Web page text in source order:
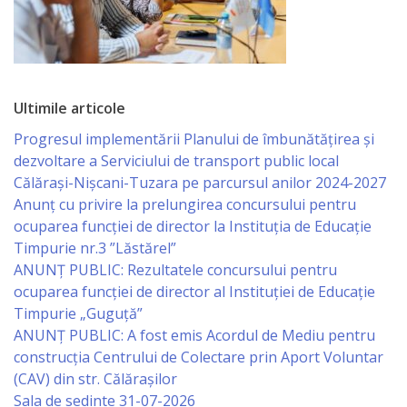
şi
Comerţ
Specialist
în
Problemele
Tineretului
şi
Sportului
Specialist
pentru
Planificare,
Ultimile articole
Progresul implementării Planului de îmbunătățirea și
dezvoltare a Serviciului de transport public local
Călărași-Nișcani-Tuzara pe parcursul anilor 2024-2027
Anunț cu privire la prelungirea concursului pentru
ocuparea funcţiei de director la Instituția de Educație
Timpurie nr.3 ”Lăstărel”
ANUNȚ PUBLIC: Rezultatele concursului pentru
ocuparea funcției de director al Instituției de Educație
Timpurie „Guguță”
ANUNȚ PUBLIC: A fost emis Acordul de Mediu pentru
construcția Centrului de Colectare prin Aport Voluntar
(CAV) din str. Călărașilor
Sala de sedinte 31-07-2026